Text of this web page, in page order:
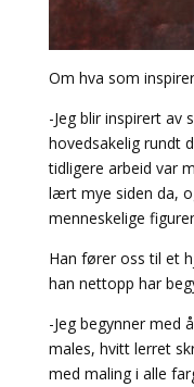
Om hva som
-Jeg blir inspirert av
hovedsakelig rundt
tidligere arbeid var
lært mye siden da,
menneskelige
Han fører oss til et
han nettopp har
-Jeg begynner med
males, hvitt lerret
med maling i alle